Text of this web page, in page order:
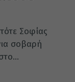
Σοφίας
σοβαρή